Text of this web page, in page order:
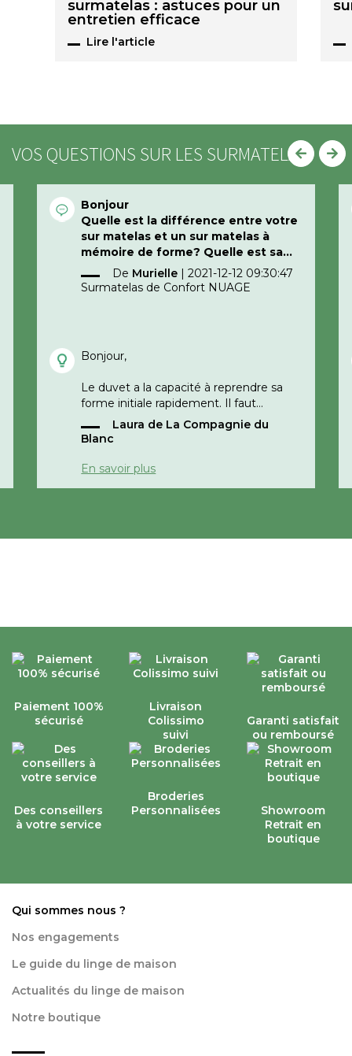
surmatelas : astuces pour un
entretien efficace
Lire l'article
VOS QUESTIONS SUR LES SURMATELAS
Bonjour
Quelle est la différence entre votre
sur matelas et un sur matelas à
mémoire de forme? Quelle est sa
durée de performance et au bout
d’un certain temps ne risque t’il pas
De Murielle | 2021-12-12 09:30:47
Surmatelas de Confort NUAGE
Bonjour,
Le duvet a la capacité à reprendre sa
forme initiale rapidement. Il faut
régulièrement le tapoter, le changer de
sens et quand c'est possible, l'aérer.
Il s'agit d'un surmatelas avec enveloppe
La Compagnie du Blanc
Laura de La Compagnie du
Blanc
En savoir plus
Paiement 100%
sécurisé
Livraison
Colissimo
suivi
Garanti satisfait
ou remboursé
Des conseillers
à votre service
Broderies
Personnalisées
Showroom
Retrait en
boutique
Qui sommes nous ?
Nos engagements
Le guide du linge de maison
Actualités du linge de maison
Notre boutique